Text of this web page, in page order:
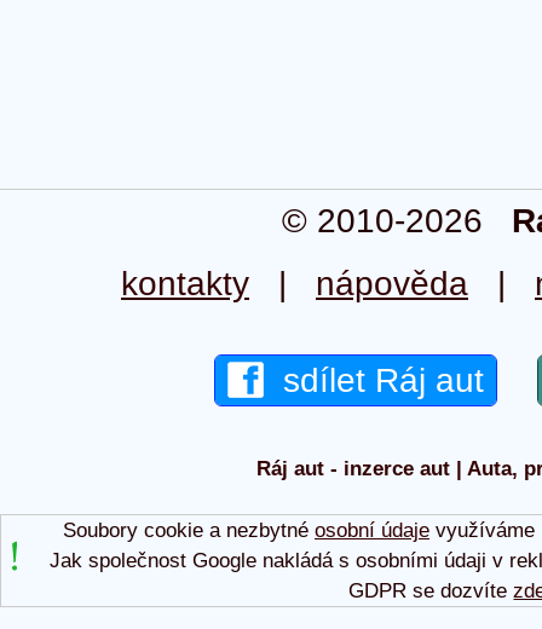
© 2010-2026
kontakty | nápověda |
sdílet Ráj aut
Ráj aut - inzerce aut | Auta,
Soubory cookie a nezbytné osobní údajevyužíváme
Jak společnost Google nakládá s osobními údaji v
GDPR se dozvíte